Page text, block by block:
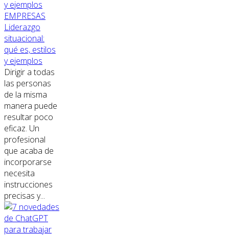
EMPRESAS
Liderazgo
situacional:
qué es, estilos
y ejemplos
Dirigir a todas
las personas
de la misma
manera puede
resultar poco
eficaz. Un
profesional
que acaba de
incorporarse
necesita
instrucciones
precisas y...